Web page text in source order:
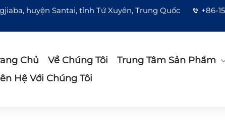
huyện Santai, tỉnh Tứ Xuyên, Trung Quốc
+86-
Chủ Về Chúng Tôi Trung Tâm Sản Phẩm
Hệ Với Chúng Tôi